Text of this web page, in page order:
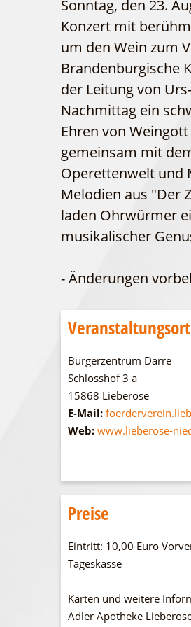
Sonntag, den 23.
Konzert mit
um den Wein zum
Brandenburgische
der Leitung von
Nachmittag ein
Ehren von
gemeinsam mit
Operettenwelt und
Melodien aus "Der
laden Ohrwürmer
musikalischer
- Änderungen
Veranstaltungsort
Bürgerzentrum Darre
Schlosshof 3 a
15868 Lieberose
E-Mail:
Web: www.lieberose-
Preise
Eintritt: 10,00 Euro
Tageskasse
Karten und weitere
Adler Apotheke